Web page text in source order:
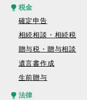
税金
確定申告
相続相談・相続税
贈与税・贈与相談
遺言書作成
生前贈与
法律